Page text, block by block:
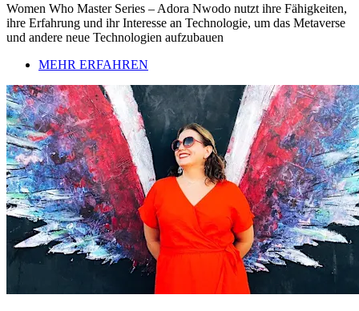
Women Who Master Series – Adora Nwodo nutzt ihre Fähigkeiten,
ihre Erfahrung und ihr Interesse an Technologie, um das Metaverse
und andere neue Technologien aufzubauen
MEHR ERFAHREN